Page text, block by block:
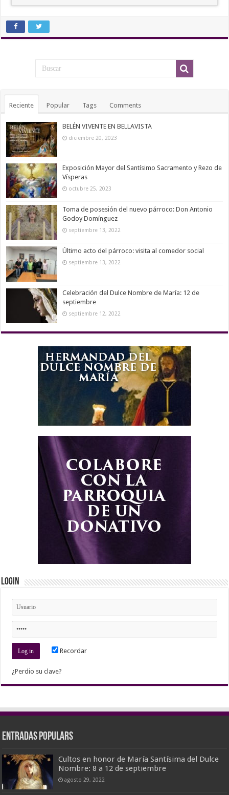
Reciente Popular Tags Comments
BELÉN VIVENTE EN BELLAVISTA
diciembre 20, 2023
Exposición Mayor del Santísimo Sacramento y Rezo de
Vísperas
octubre 25, 2023
Toma de posesión del nuevo párroco: Don Antonio
Godoy Domínguez
septiembre 13, 2022
Último acto del párroco: visita al comedor social
septiembre 13, 2022
Celebración del Dulce Nombre de María: 12 de
septiembre
septiembre 12, 2022
Login
Recordar
¿Perdio su clave?
Entradas populars
Cultos en honor de María Santísima del Dulce
Nombre: 8 a 12 de septiembre
agosto 29, 2022